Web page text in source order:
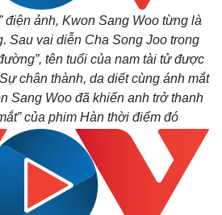
điện ảnh, Kwon Sang Woo từng là
Sau vai diễn Cha Song Joo trong
tên tuổi của nam tài tử được
chân thành, da diết cùng ánh mắt
Sang Woo đã khiến anh trở thanh
của phim Hàn thời điểm đó